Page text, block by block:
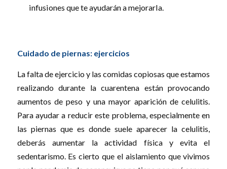
infusiones que te ayudarán a mejorarla.
Cuidado de piernas: ejercicios
La falta de ejercicio y las comidas copiosas que estamos
realizando durante la cuarentena están provocando
aumentos de peso y una mayor aparición de celulitis.
Para ayudar a reducir este problema, especialmente en
las piernas que es donde suele aparecer la celulitis,
deberás aumentar la actividad física y evita el
sedentarismo. Es cierto que el aislamiento que vivimos